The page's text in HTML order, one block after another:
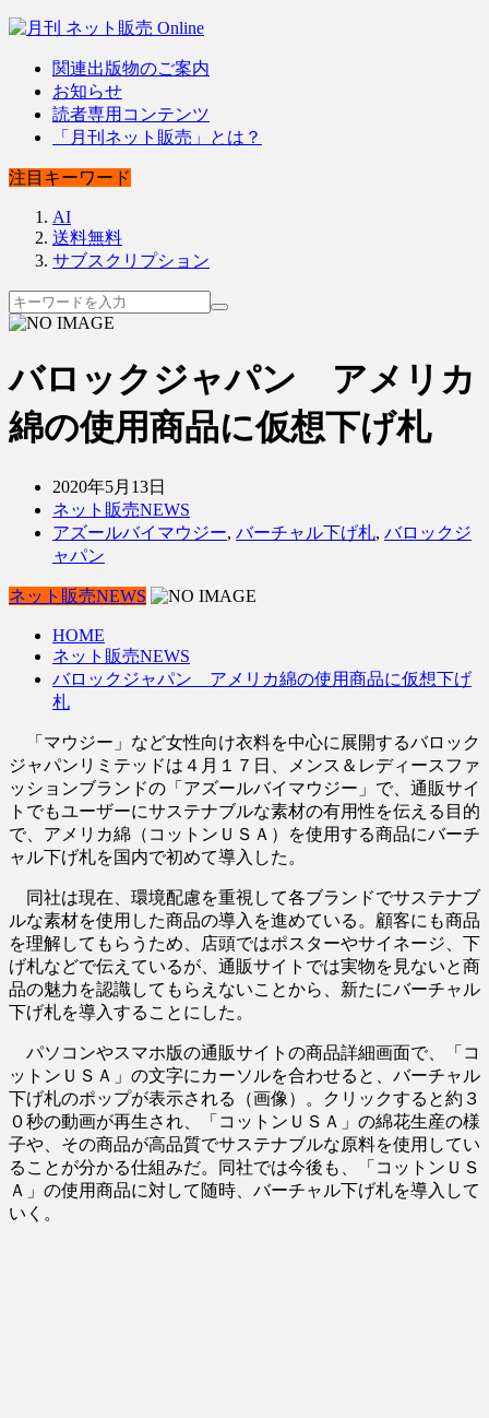
関連出版物のご案内
お知らせ
読者専用コンテンツ
「月刊ネット販売」とは？
注目キーワード
AI
送料無料
サブスクリプション
バロックジャパン アメリカ
綿の使用商品に仮想下げ札
2020年5月13日
ネット販売NEWS
アズールバイマウジー, バーチャル下げ札, バロックジ
ャパン
ネット販売NEWS
HOME
ネット販売NEWS
バロックジャパン アメリカ綿の使用商品に仮想下げ
札
「マウジー」など女性向け衣料を中心に展開するバロック
ジャパンリミテッドは４月１７日、メンス＆レディースファ
ッションブランドの「アズールバイマウジー」で、通販サイ
トでもユーザーにサステナブルな素材の有用性を伝える目的
で、アメリカ綿（コットンＵＳＡ）を使用する商品にバーチ
ャル下げ札を国内で初めて導入した。
同社は現在、環境配慮を重視して各ブランドでサステナブ
ルな素材を使用した商品の導入を進めている。顧客にも商品
を理解してもらうため、店頭ではポスターやサイネージ、下
げ札などで伝えているが、通販サイトでは実物を見ないと商
品の魅力を認識してもらえないことから、新たにバーチャル
下げ札を導入することにした。
パソコンやスマホ版の通販サイトの商品詳細画面で、「コ
ットンＵＳＡ」の文字にカーソルを合わせると、バーチャル
下げ札のポップが表示される（画像）。クリックすると約３
０秒の動画が再生され、「コットンＵＳＡ」の綿花生産の様
子や、その商品が高品質でサステナブルな原料を使用してい
ることが分かる仕組みだ。同社では今後も、「コットンＵＳ
Ａ」の使用商品に対して随時、バーチャル下げ札を導入して
いく。